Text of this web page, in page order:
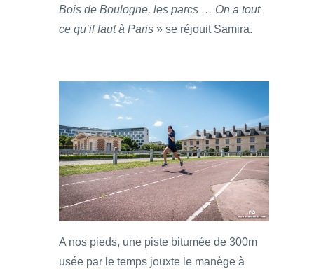
Bois de Boulogne, les parcs … On a tout
ce qu’il faut à Paris » se réjouit Samira.
A nos pieds, une piste bitumée de 300m
usée par le temps jouxte le manège à